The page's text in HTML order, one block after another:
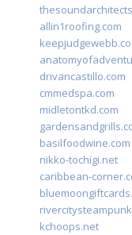
allin1roofing.com
drivancastillo.com
cmmedspa.com
midletontkd.com
basilfoodwine.com
nikko-tochigi.net
caribbean-
kchoops.net